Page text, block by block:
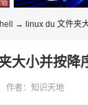
告 商业广告，理性选择
→ linux du 文件夹
大小并按降
作者：知识天地